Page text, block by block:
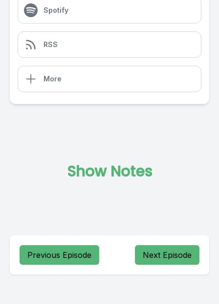
Spotify
RSS
More
Show Notes
Previous Episode Next Episode